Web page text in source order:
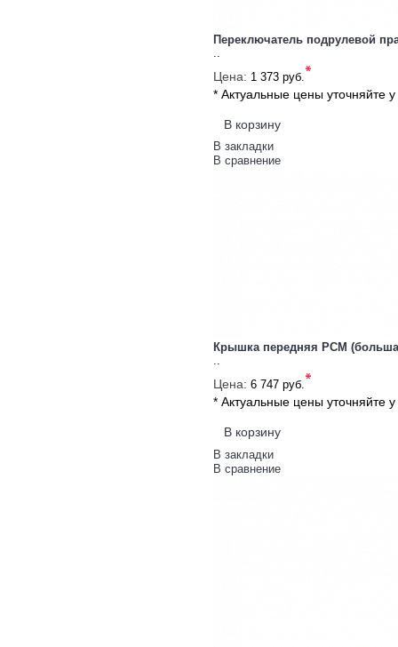
Переключатель подрулевой
..
Цена: 1 373 руб.*
* Актуальные цены уточняйте
В корзину
В закладки
В сравнение
Крышка передняя РСМ
..
Цена: 6 747 руб.*
* Актуальные цены уточняйте
В корзину
В закладки
В сравнение